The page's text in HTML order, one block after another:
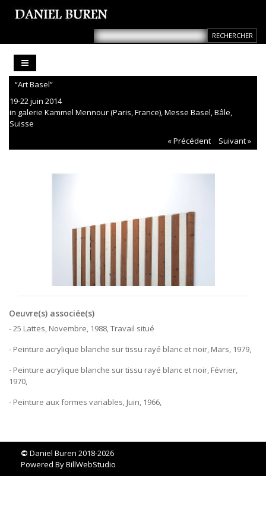
“Art Basel”
19-22 juin 2014
in galerie Kammel Mennour (Paris, France), Messe Basel, Bâle,
Suisse
« Précédent
Suivant »
Oeuvre(s) associée(s)
- 25 Lattes, Novembre, 1988, Travail situé
- Peinture acrylique blanche sur tissu rayé blanc et noir, Mars, 1979,
- Peinture acrylique blanche sur tissu rayé blanc et noir, Février,
1970,
- Peinture aux formes variables, Juin, 1966,
© Daniel Buren 2018-2026
Powered ByBillWebStudio